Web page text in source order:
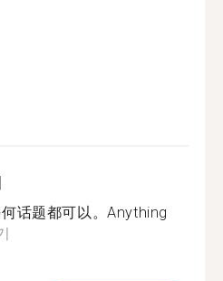
话题都可以。Anything